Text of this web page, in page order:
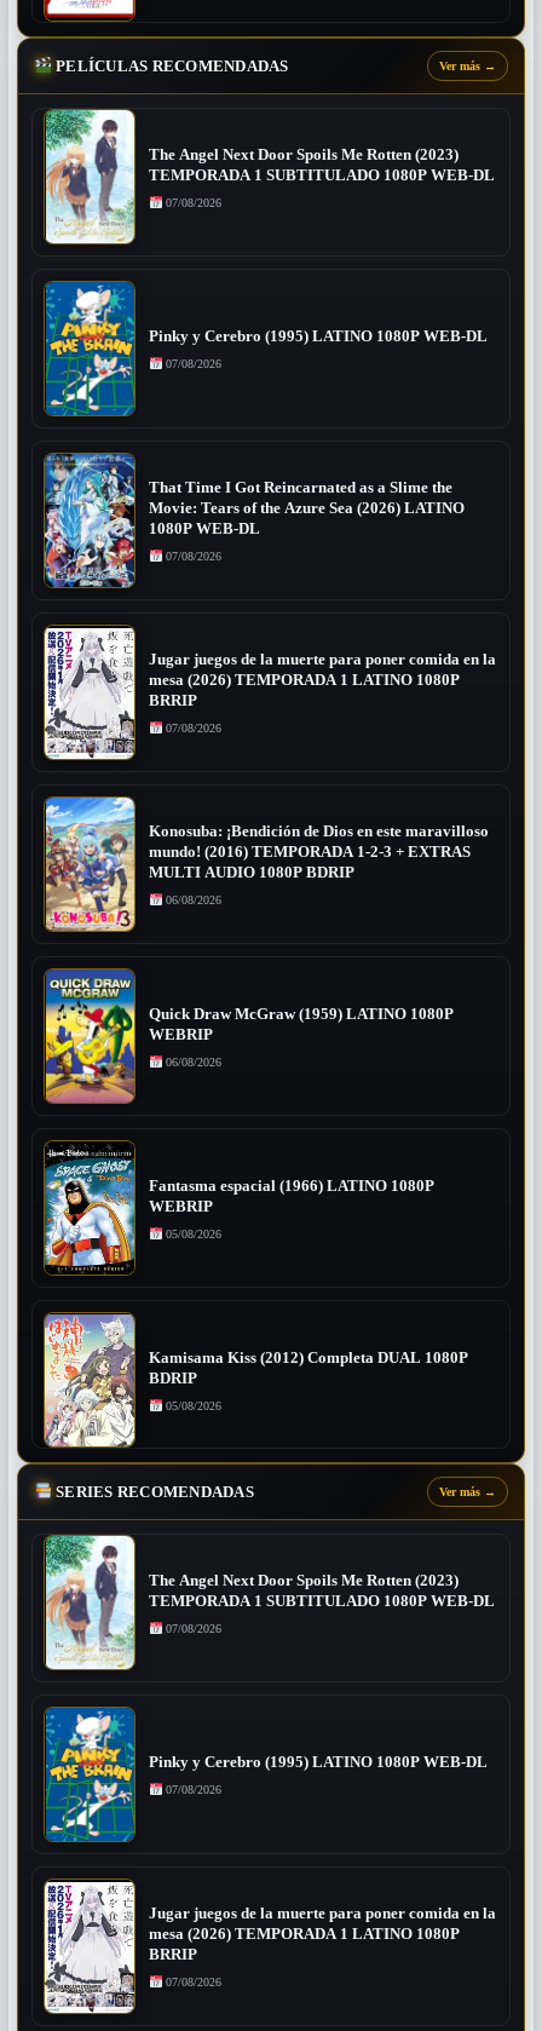
PELÍCULAS RECOMENDADAS Ver más →
The Angel Next Door Spoils Me Rotten (2023)
TEMPORADA 1 SUBTITULADO 1080P WEB-DL
07/08/2026
Pinky y Cerebro (1995) LATINO 1080P WEB-DL
07/08/2026
That Time I Got Reincarnated as a Slime the
Movie: Tears of the Azure Sea (2026) LATINO
1080P WEB-DL
07/08/2026
Jugar juegos de la muerte para poner comida en la
mesa (2026) TEMPORADA 1 LATINO 1080P
BRRIP
07/08/2026
Konosuba: ¡Bendición de Dios en este maravilloso
mundo! (2016) TEMPORADA 1-2-3 + EXTRAS
MULTI AUDIO 1080P BDRIP
06/08/2026
Quick Draw McGraw (1959) LATINO 1080P
WEBRIP
06/08/2026
Fantasma espacial (1966) LATINO 1080P
WEBRIP
05/08/2026
Kamisama Kiss (2012) Completa DUAL 1080P
BDRIP
05/08/2026
SERIES RECOMENDADAS Ver más →
The Angel Next Door Spoils Me Rotten (2023)
TEMPORADA 1 SUBTITULADO 1080P WEB-DL
07/08/2026
Pinky y Cerebro (1995) LATINO 1080P WEB-DL
07/08/2026
Jugar juegos de la muerte para poner comida en la
mesa (2026) TEMPORADA 1 LATINO 1080P
BRRIP
07/08/2026